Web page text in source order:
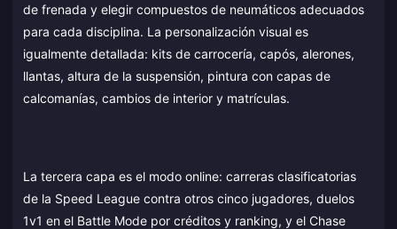
de frenada y elegir compuestos de neumáticos adecuados
para cada disciplina. La personalización visual es
igualmente detallada: kits de carrocería, capós, alerones,
llantas, altura de la suspensión, pintura con capas de
calcomanías, cambios de interior y matrículas.
La tercera capa es el modo online: carreras clasificatorias
de la Speed League contra otros cinco jugadores, duelos
1v1 en el Battle Mode por créditos y ranking, y el Chase